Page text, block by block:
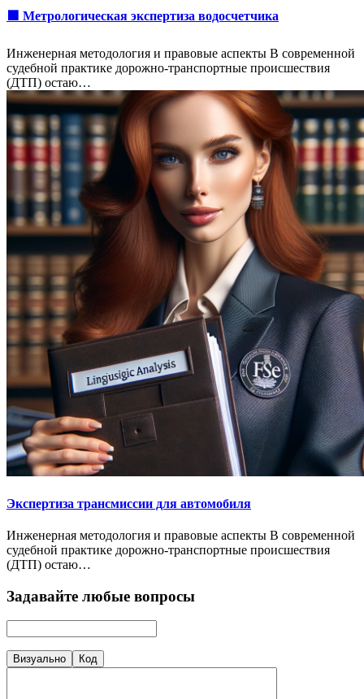
🟩 Метрологическая экспертиза водосчетчика
Инженерная методология и правовые аспекты В современной
судебной практике дорожно-транспортные происшествия
(ДТП) остаю…
Экспертиза трансмиссии для автомобиля
Инженерная методология и правовые аспекты В современной
судебной практике дорожно-транспортные происшествия
(ДТП) остаю…
Задавайте любые вопросы
Визуально Код